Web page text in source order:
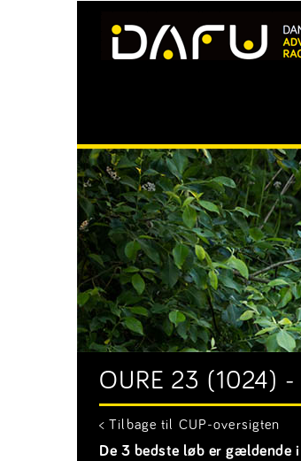
OURE 23 (1024) -
< Tilbage til CUP-oversigten
De 3 bedste løb er gældende